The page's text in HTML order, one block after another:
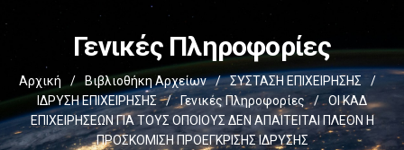
Γενικές Πληροφορίες
Αρχική / Βιβλιοθήκη Αρχείων / ΣΥΣΤΑΣΗ ΕΠΙΧΕΙΡΗΣΗΣ
/
ΙΔΡΥΣΗ ΕΠΙΧΕΙΡΗΣΗΣ
/ Γενικές Πληροφορίες /
ΟΙ ΚΑΔ
ΕΠΙΧΕΙΡΗΣΕΩΝ ΓΙΑ ΤΟΥΣ ΟΠΟΙΟΥΣ ΔΕΝ ΑΠΑΙΤΕΙΤΑΙ ΠΛΕΟΝ Η
ΠΡΟΣΚΟΜΙΣΗ ΠΡΟΕΓΚΡΙΣΗΣ ΙΔΡΥΣΗΣ